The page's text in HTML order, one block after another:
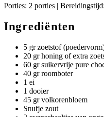
Porties: 2 porties |
Ingrediënten
5 gr zoetstof
20 gr honing of extra
60 gr suikervrije pure
40 gr roomboter
1 ei
1 dooier
45 gr volkorenbloem
Snufje zout